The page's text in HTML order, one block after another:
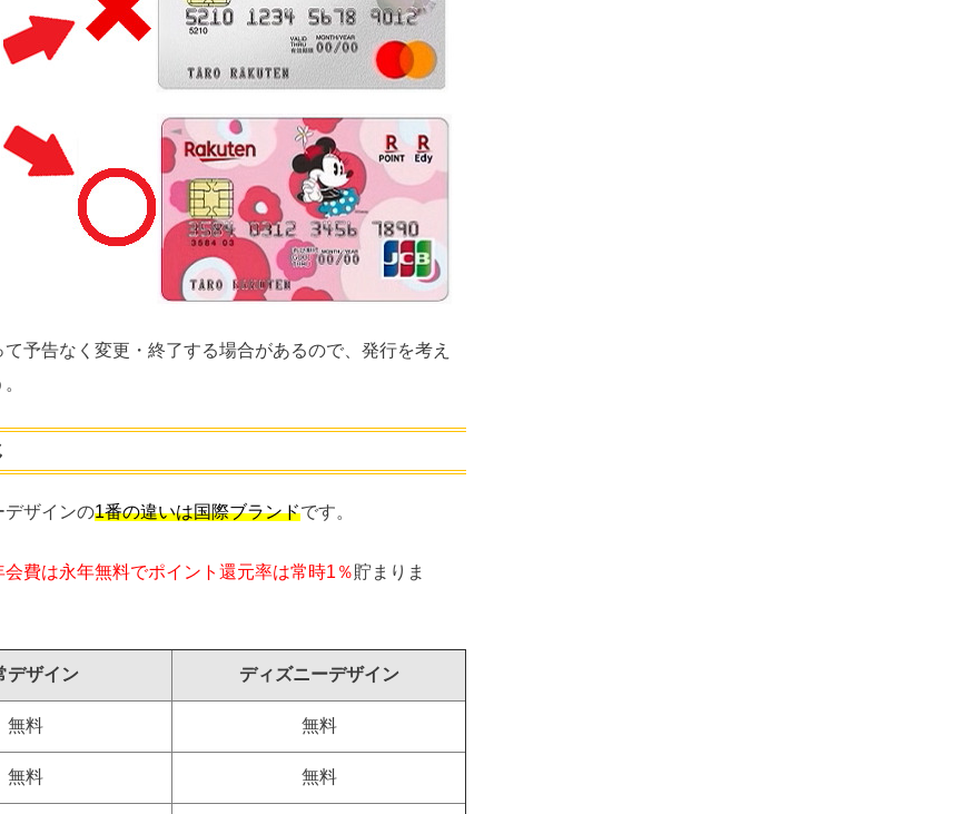
予告なく変更・終了する場合があるので、発行を考え
デザインの1番の違いは国際ブランドです。
会費は永年無料でポイント還元率は常時1％貯まりま
デザイン ディズニーデザイン
無料 無料
無料 無料